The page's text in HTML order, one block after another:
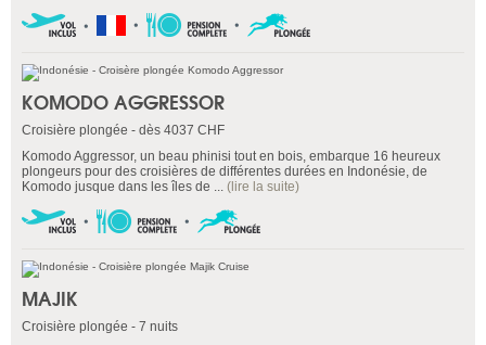
KOMODO AGGRESSOR
Croisière plongée - dès 4037 CHF
Komodo Aggressor, un beau phinisi tout en bois, embarque 16 heureux
plongeurs pour des croisières de différentes durées en Indonésie, de
Komodo jusque dans les îles de ... (lire la suite)
MAJIK
Croisière plongée - 7 nuits